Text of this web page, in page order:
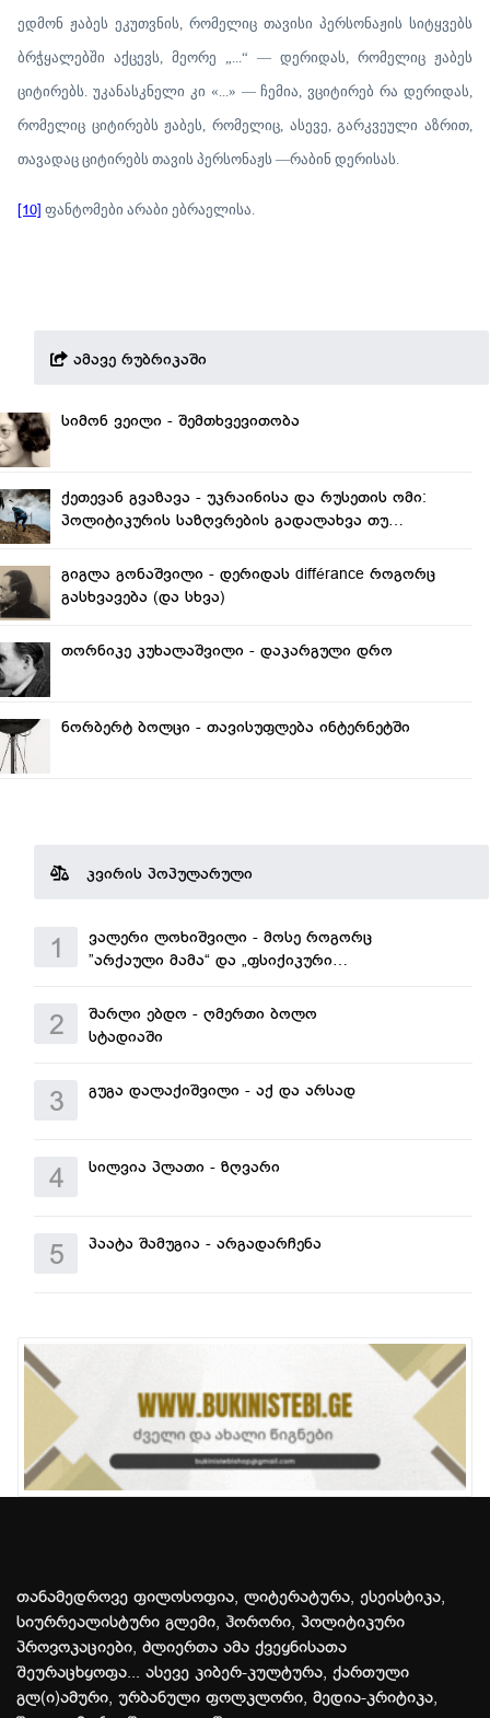
ედმონ ჟაბეს ეკუთვნის, რომელიც თავისი პერსონაჟის სიტყვებს
ბრჭყალებში აქცევს, მეორე „...“ — დერიდას, რომელიც ჟაბეს
ციტირებს. უკანასკნელი კი «...» — ჩემია, ვციტირებ რა დერიდას,
რომელიც ციტირებს ჟაბეს, რომელიც, ასევე, გარკვეული აზრით,
თავადაც ციტირებს თავის პერსონაჟს —რაბინ დერისას.
[10] ფანტომები არაბი ებრაელისა.
ამავე რუბრიკაში
სიმონ ვეილი - შემთხვევითობა
ქეთევან გვაზავა - უკრაინისა და რუსეთის ომი:
პოლიტიკურის საზღვრების გადალახვა თუ
გიგლა გონაშვილი - დერიდას différance როგორც
გასხვავება (და სხვა)
თორნიკე კუხალაშვილი - დაკარგული დრო
ნორბერტ ბოლცი - თავისუფლება ინტერნეტში
კვირის პოპულარული
1
ვალერი ლოხიშვილი - მოსე როგორც
”არქაული მამა“ და „ფსიქიკური
2
შარლი ებდო - ღმერთი ბოლო
სტადიაში
3 გუგა დალაქიშვილი - აქ და არსად
4 სილვია პლათი - ზღვარი
5 პაატა შამუგია - არგადარჩენა
თანამედროვე ფილოსოფია, ლიტერატურა, ესეისტიკა,
სიურრეალისტური გლემი, ჰორორი, პოლიტიკური
პროვოკაციები, ძლიერთა ამა ქვეყნისათა
შეურაცხყოფა... ასევე კიბერ-კულტურა, ქართული
გლ(ი)ამური, ურბანული ფოლკლორი, მედია-კრიტიკა,